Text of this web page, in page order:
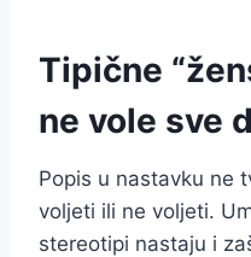
Tipične
ne vole sve
Popis u nastavku ne
voljeti ili ne voljeti.
stereotipi nastaju i